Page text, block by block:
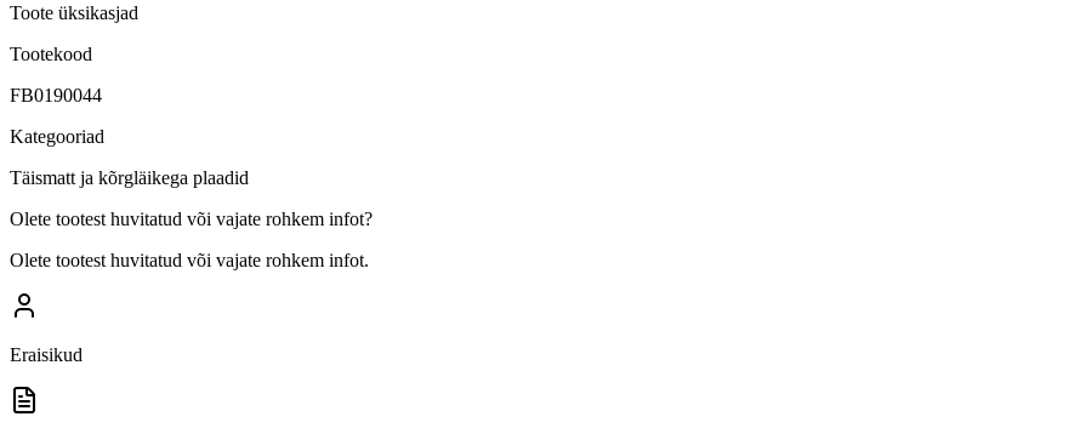
Toote üksikasjad
Tootekood
FB0190044
Kategooriad
Täismatt ja kõrgläikega plaadid
Olete tootest huvitatud või vajate rohkem infot?
Olete tootest huvitatud või vajate rohkem infot.
Eraisikud